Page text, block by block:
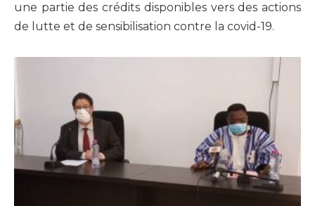
une partie des crédits disponibles vers des actions
de lutte et de sensibilisation contre la covid-19.